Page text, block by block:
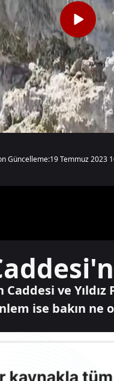
Güncelleme:19 Temmuz 2023
ve
ise bakın ne